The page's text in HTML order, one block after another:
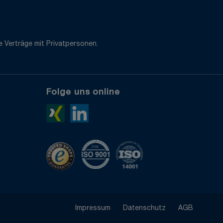
Verträge mit Privatpersonen.
Folge uns online
Xing>
TrustedShopsISO 9001 zertifiziert
Impressum Datenschutz AGB